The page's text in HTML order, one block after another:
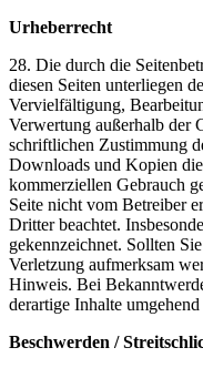
Urheberrecht
28. Die durch die
diesen Seiten unterliegen
Vervielfältigung,
Verwertung außerhalb der
schriftlichen Zustimmung
Downloads und Kopien
kommerziellen Gebrauch
Seite nicht vom Betreiber
Dritter beachtet.
gekennzeichnet. Sollten
Verletzung aufmerksam
Hinweis. Bei
derartige Inhalte
Beschwerden /